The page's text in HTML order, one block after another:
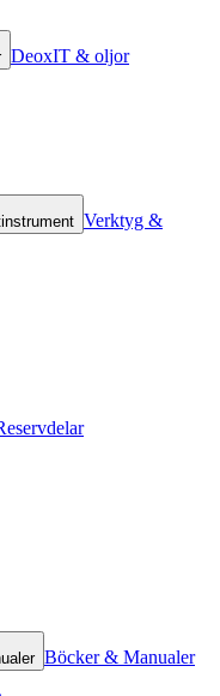
DeoxIT & oljor
Verktyg &
Böcker & Manualer